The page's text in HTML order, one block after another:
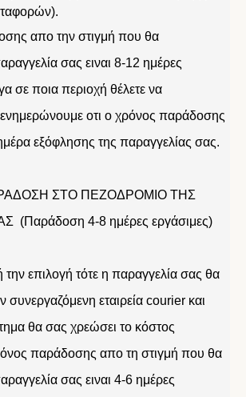
απο την στιγμή που θα
σας ειναι 8-12 ημέρες
σε ποια περιοχή θέλετε να
οτι ο χρόνος παράδοσης
εξόφλησης της παραγγελίας σας.
ΣΤΟ ΠΕΖΟΔΡΟΜΙΟ ΤΗΣ
(Παράδοση 4-8 ημέρες εργάσιμες)
την επιλογή τότε η παραγγελία σας θα
συνεργαζόμενη εταιρεία courier και
θα σας χρεώσει το κόστος
παράδοσης απο τη στιγμή που θα
σας ειναι 4-6 ημέρες